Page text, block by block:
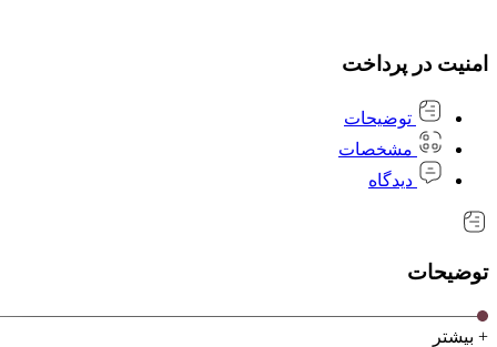
امنیت در پرداخت
توضیحات
مشخصات
دیدگاه
توضیحات
+ بیشتر